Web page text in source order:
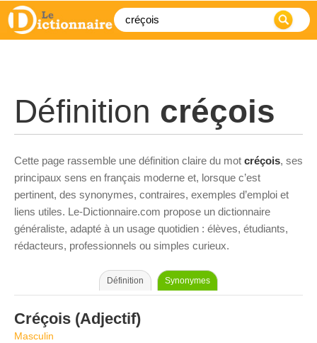
Définition créçois
Cette page rassemble une définition claire du mot créçois, ses
principaux sens en français moderne et, lorsque c’est
pertinent, des synonymes, contraires, exemples d’emploi et
liens utiles. Le-Dictionnaire.com propose un dictionnaire
généraliste, adapté à un usage quotidien : élèves, étudiants,
rédacteurs, professionnels ou simples curieux.
Définition Synonymes
Créçois (Adjectif)
Masculin